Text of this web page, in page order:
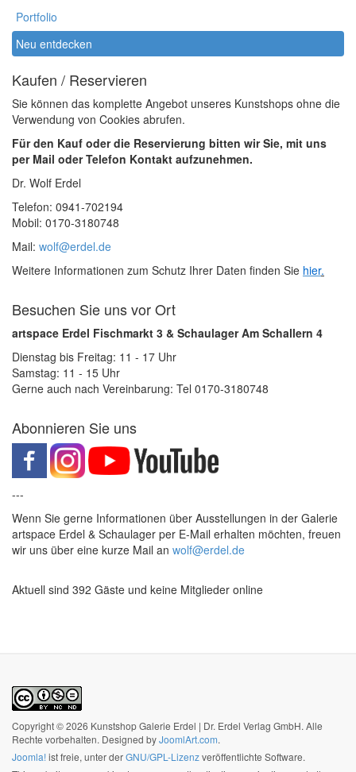
Portfolio
Neu entdecken
Kaufen / Reservieren
Sie können das komplette Angebot unseres Kunstshops ohne die
Verwendung von Cookies abrufen.
Für den Kauf oder die Reservierung bitten wir Sie, mit uns
per Mail oder Telefon Kontakt aufzunehmen.
Dr. Wolf Erdel
Telefon: 0941-702194
Mobil: 0170-3180748
Mail: wolf@erdel.de
Weitere Informationen zum Schutz Ihrer Daten finden Sie hier.
Besuchen Sie uns vor Ort
artspace Erdel Fischmarkt 3 & Schaulager Am Schallern 4
Dienstag bis Freitag: 11 - 17 Uhr
Samstag: 11 - 15 Uhr
Gerne auch nach Vereinbarung: Tel 0170-3180748
Abonnieren Sie uns
---
Wenn Sie gerne Informationen über Ausstellungen in der Galerie
artspace Erdel & Schaulager per E-Mail erhalten möchten, freuen
wir uns über eine kurze Mail an wolf@erdel.de
Aktuell sind 392 Gäste und keine Mitglieder online
Copyright © 2026 Kunstshop Galerie Erdel | Dr. Erdel Verlag GmbH. Alle
Rechte vorbehalten. Designed byJoomlArt.com.
Joomla!ist freie, unter derGNU/GPL-Lizenzveröffentlichte Software.